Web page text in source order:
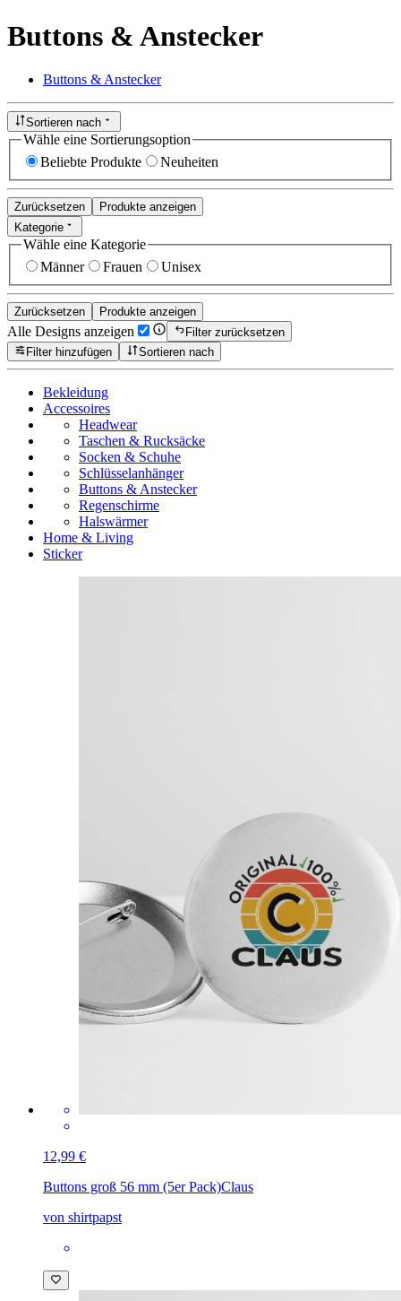
Buttons & Anstecker
Buttons & Anstecker
Sortieren nach
Wähle eine Sortierungsoption
Beliebte Produkte
Neuheiten
Zurücksetzen
Produkte anzeigen
Kategorie
Wähle eine Kategorie
Männer
Frauen Unisex
Zurücksetzen Produkte anzeigen
Alle Designs anzeigen
Filter zurücksetzen
Filter hinzufügen
Sortieren nach
Bekleidung
Accessoires
Headwear
Taschen & Rucksäcke
Socken & Schuhe
Schlüsselanhänger
Buttons & Anstecker
Regenschirme
Halswärmer
Home & Living
Sticker
12,99 €
Buttons groß 56 mm (5er Pack)Claus
von shirtpapst